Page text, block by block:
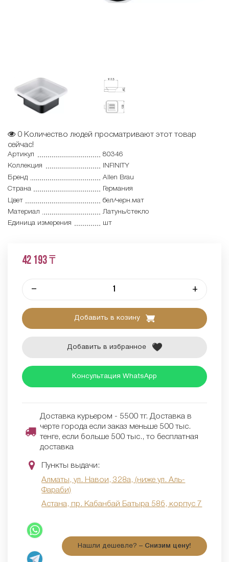
0 Количество людей просматривают этот товар
сейчас!
Артикул
80346
Коллекция
INFINITY
Бренд
Allen Brau
Страна
Германия
Цвет
бел/черн.мат
Материал
Латунь/стекло
Единица измерения
шт
42 193 ₸
– +
Добавить в козину
Добавить в избранное
Консультация WhatsApp
Доставка курьером - 5500 тг. Доставка в
черте города если заказ меньше 500 тыс.
тенге, если больше 500 тыс., то бесплатная
доставка
Пункты выдачи:
Алматы, ул. Навои, 328а, (ниже ул. Аль-
Фараби)
Астана, пр. Кабанбай Батыра 58б, корпус 7
Нашли дешевле? – Снизим цену!